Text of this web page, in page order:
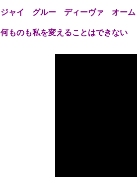
ジャイ グルー ディーヴァ オーム
何ものも私を変えることはできない